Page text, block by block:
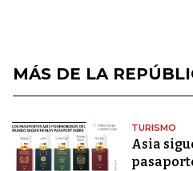
MÁS DE LA
TURISMO
Asia